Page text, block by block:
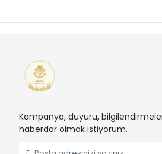
Kampanya, duyuru,
haberdar olmak istiyorum.